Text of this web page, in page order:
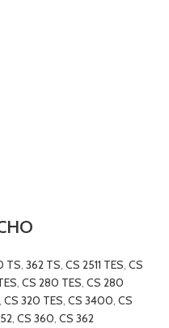
TS, 362 TS, CS 2511 TES, CS
, CS 280 TES, CS 280
, CS 320 TES, CS 3400, CS
, CS 360, CS 362